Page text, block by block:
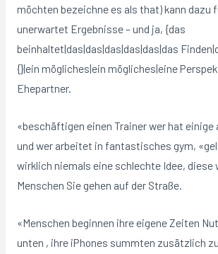
möchten bezeichne es als that) kann dazu
unerwartet Ergebnisse – und ja, {das
beinhaltet|das|das|das|das|das|das
{}|ein mögliches|ein mögliches|eine
Ehepartner.
«beschäftigen einen Trainer wer hat einige
und wer arbeitet in fantastisches gym,
wirklich niemals eine schlechte Idee, diese
Menschen Sie gehen auf der Straße.
«Menschen beginnen ihre eigene Zeiten
unten , ihre iPhones summten zusätzlich